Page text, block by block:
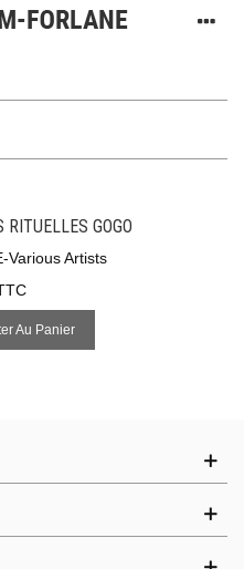
RITUELLES GOGO
Various Artists
Au Panier